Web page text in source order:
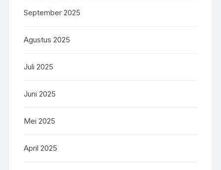
September 2025
Agustus 2025
Juli 2025
Juni 2025
Mei 2025
April 2025